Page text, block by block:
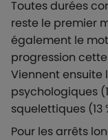
Toutes durées
reste le premier
également le
progression cette
Viennent ensuite
psychologiques
squelettiques (13
Pour les arrêts